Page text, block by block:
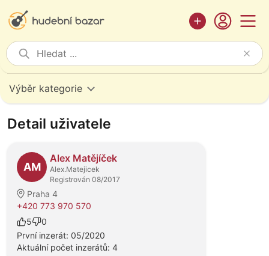
Výběr kategorie
Detail uživatele
AM
Alex Matějíček
Alex.Matejicek
Registrován 08/2017
Praha 4
+420 773 970 570
5
0
První inzerát: 05/2020
Aktuální počet inzerátů: 4